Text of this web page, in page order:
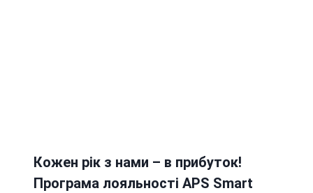
Кожен рік з нами – в прибуток!
Програма лояльності APS Smart